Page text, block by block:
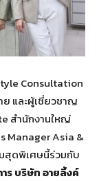
Consultation
ย และผู้เชี่ยวชาญ
สำนักงานใหญ่
Manager Asia &
สุดพิเศษนี้ร่วมกับ
ร บริษัท อายลิ้งค์